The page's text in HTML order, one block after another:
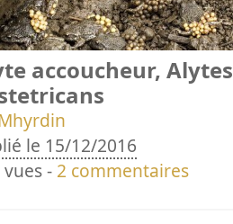
accoucheur, Alytes
le 15/12/2016
vues - 2 commentaires